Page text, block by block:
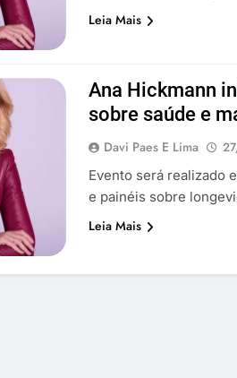
Leia Mais
Ana Hickmann
sobre saúde e
Davi Paes E Lima
Evento será realizado
e painéis sobre
Leia Mais